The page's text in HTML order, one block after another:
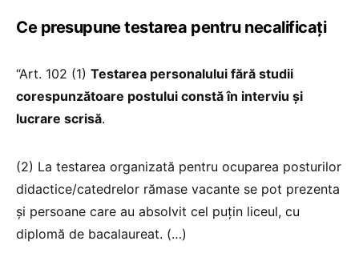
Ce presupune testarea pentru necalificați
“Art. 102 (1) Testarea personalului fără studii
corespunzătoare postului constă în interviu și
lucrare scrisă.
(2) La testarea organizată pentru ocuparea posturilor
didactice/catedrelor rămase vacante se pot prezenta
și persoane care au absolvit cel puțin liceul, cu
diplomă de bacalaureat. (…)